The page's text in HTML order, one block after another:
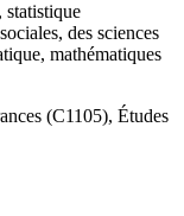
statistique
des sciences
mathématiques
(C1105), Études